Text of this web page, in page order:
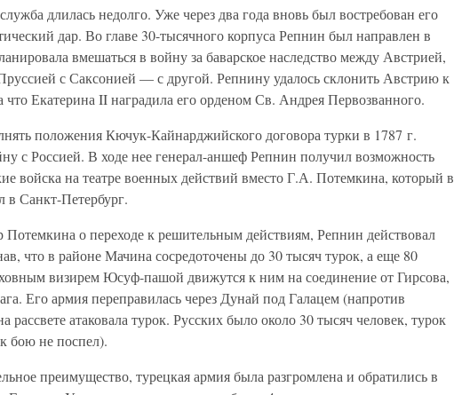
длилась недолго. Уже через два года вновь был востребован его
дар. Во главе 30-тысячного корпуса Репнин был направлен в
вмешаться в войну за баварское наследство между Австрией,
с Саксонией — с другой. Репнину удалось склонить Австрию к
Екатерина II наградила его орденом Св. Андрея Первозванного.
положения Кючук-Кайнарджийского договора турки в 1787 г.
с Россией. В ходе нее генерал-аншеф Репнин получил возможность
войска на театре военных действий вместо Г.А. Потемкина, который в
в Санкт-Петербург.
Потемкина о переходе к решительным действиям, Репнин действовал
что в районе Мачина сосредоточены до 30 тысяч турок, а еще 80
визирем Юсуф-пашой движутся к ним на соединение от Гирсова,
Его армия переправилась через Дунай под Галацем (напротив
атаковала турок. Русских было около 30 тысяч человек, турок
бою не поспел).
преимущество, турецкая армия была разгромлена и обратились в